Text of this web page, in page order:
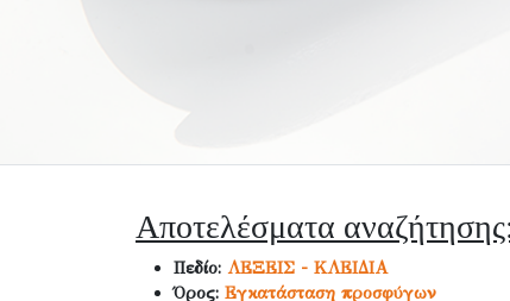
Αποτελέσματα
Πεδίο: ΛΕΞΕΙΣ - ΚΛΕΙΔΙΑ
Όρος: Εγκατάσταση προσφύγων